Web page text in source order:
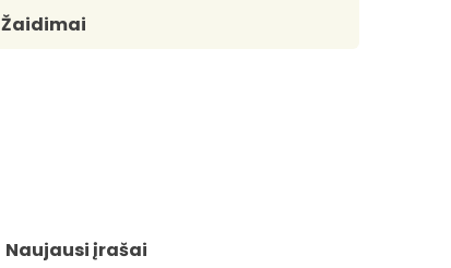
Žaidimai
Naujausi įrašai